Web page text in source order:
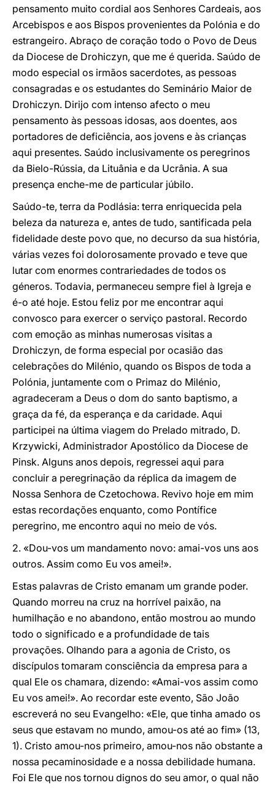
pensamento muito cordial aos Senhores Cardeais, aos
Arcebispos e aos Bispos provenientes da Polónia e do
estrangeiro. Abraço de coração todo o Povo de Deus
da Diocese de Drohiczyn, que me é querida. Saúdo de
modo especial os irmãos sacerdotes, as pessoas
consagradas e os estudantes do Seminário Maior de
Drohiczyn. Dirijo com intenso afecto o meu
pensamento às pessoas idosas, aos doentes, aos
portadores de deficiência, aos jovens e às crianças
aqui presentes. Saúdo inclusivamente os peregrinos
da Bielo-Rússia, da Lituânia e da Ucrânia. A sua
presença enche-me de particular júbilo.
Saúdo-te, terra da Podlásia: terra enriquecida pela
beleza da natureza e, antes de tudo, santificada pela
fidelidade deste povo que, no decurso da sua história,
várias vezes foi dolorosamente provado e teve que
lutar com enormes contrariedades de todos os
géneros. Todavia, permaneceu sempre fiel à Igreja e
é-o até hoje. Estou feliz por me encontrar aqui
convosco para exercer o serviço pastoral. Recordo
com emoção as minhas numerosas visitas a
Drohiczyn, de forma especial por ocasião das
celebrações do Milénio, quando os Bispos de toda a
Polónia, juntamente com o Primaz do Milénio,
agradeceram a Deus o dom do santo baptismo, a
graça da fé, da esperança e da caridade. Aqui
participei na última viagem do Prelado mitrado, D.
Krzywicki, Administrador Apostólico da Diocese de
Pinsk. Alguns anos depois, regressei aqui para
concluir a peregrinação da réplica da imagem de
Nossa Senhora de Czetochowa. Revivo hoje em mim
estas recordações enquanto, como Pontífice
peregrino, me encontro aqui no meio de vós.
2. «Dou-vos um mandamento novo: amai-vos uns aos
outros. Assim como Eu vos amei!».
Estas palavras de Cristo emanam um grande poder.
Quando morreu na cruz na horrível paixão, na
humilhação e no abandono, então mostrou ao mundo
todo o significado e a profundidade de tais
provações. Olhando para a agonia de Cristo, os
discípulos tomaram consciência da empresa para a
qual Ele os chamara, dizendo: «Amai-vos assim como
Eu vos amei!». Ao recordar este evento, São João
escreverá no seu Evangelho: «Ele, que tinha amado os
seus que estavam no mundo, amou-os até ao fim» (13,
1). Cristo amou-nos primeiro, amou-nos não obstante a
nossa pecaminosidade e a nossa debilidade humana.
Foi Ele que nos tornou dignos do seu amor, o qual não